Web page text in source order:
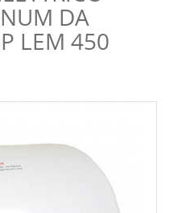
DA
LEM 450